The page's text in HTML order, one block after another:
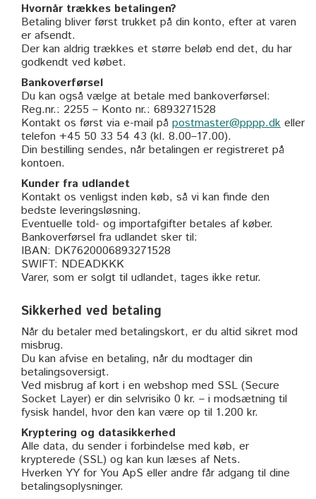
Hvornår trækkes betalingen?
Betaling bliver først trukket på din konto, efter at varen
er afsendt.
Der kan aldrig trækkes et større beløb end det, du har
godkendt ved købet.
Bankoverførsel
Du kan også vælge at betale med bankoverførsel:
Reg.nr.: 2255 – Konto nr.: 6893271528
Kontakt os først via e-mail på postmaster@pppp.dk eller
telefon +45 50 33 54 43 (kl. 8.00–17.00).
Din bestilling sendes, når betalingen er registreret på
kontoen.
Kunder fra udlandet
Kontakt os venligst inden køb, så vi kan finde den
bedste leveringsløsning.
Eventuelle told- og importafgifter betales af køber.
Bankoverførsel fra udlandet sker til:
IBAN: DK7620006893271528
SWIFT: NDEADKKK
Varer, som er solgt til udlandet, tages ikke retur.
Sikkerhed ved betaling
Når du betaler med betalingskort, er du altid sikret mod
misbrug.
Du kan afvise en betaling, når du modtager din
betalingsoversigt.
Ved misbrug af kort i en webshop med SSL (Secure
Socket Layer) er din selvrisiko 0 kr. – i modsætning til
fysisk handel, hvor den kan være op til 1.200 kr.
Kryptering og datasikkerhed
Alle data, du sender i forbindelse med køb, er
krypterede (SSL) og kan kun læses af Nets.
Hverken YY for You ApS eller andre får adgang til dine
betalingsoplysninger.